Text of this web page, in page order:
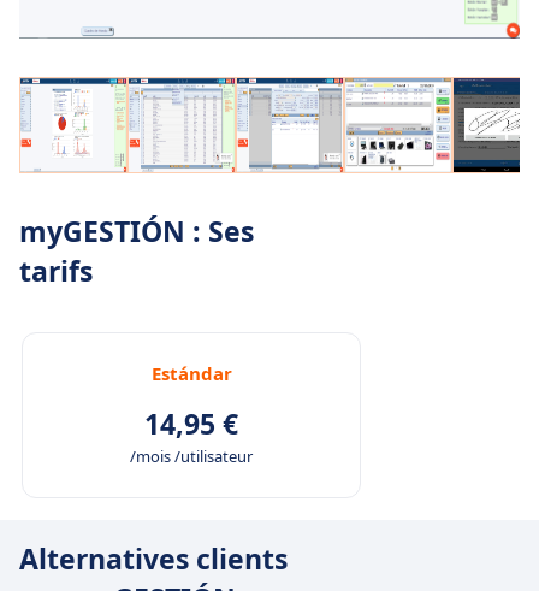
myGESTIÓN : Ses
tarifs
Estándar
14,95 €
/mois /utilisateur
Alternatives clients